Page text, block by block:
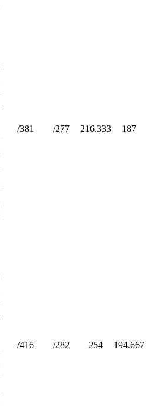
/381 /277 216.333 187
/416 /282 254 194.667